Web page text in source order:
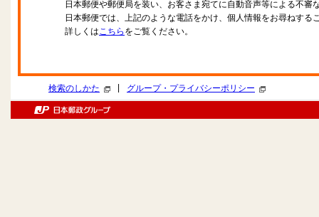
日本郵便や郵便局を装い、お客さま宛てに自動音声等による不審
日本郵便では、上記のような電話をかけ、個人情報をお尋ねする
詳しくはこちら をご覧ください。
検索のしかた グループ・プライバシーポリシー